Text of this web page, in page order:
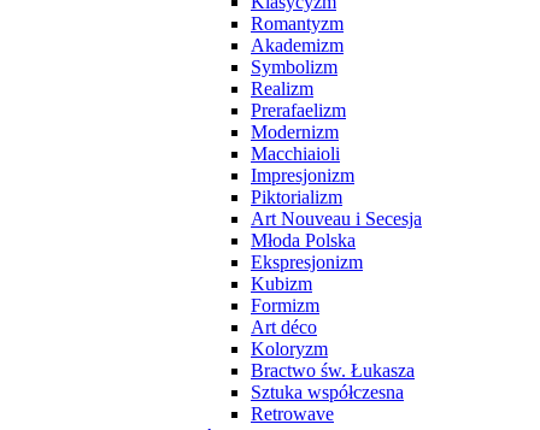
Romantyzm
Akademizm
Symbolizm
Realizm
Prerafaelizm
Modernizm
Macchiaioli
Impresjonizm
Piktorializm
Art Nouveau i Secesja
Młoda Polska
Ekspresjonizm
Kubizm
Formizm
Art déco
Koloryzm
Bractwo św. Łukasza
Sztuka współczesna
Retrowave